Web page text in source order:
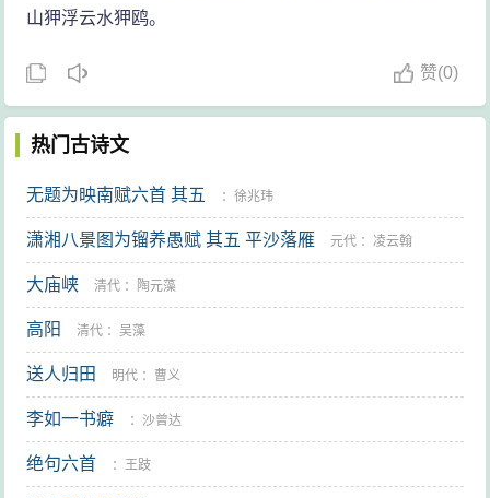
山狎浮云水狎鸥。
赞(0)
热门古诗文
无题为映南赋六首 其五 ：徐兆玮
潇湘八景图为镏养愚赋 其五 平沙落雁 元代 ：凌云翰
大庙峡 清代 ： 陶元藻
高阳 清代 ：吴藻
送人归田 明代 ： 曹义
李如一书癖 ： 沙曾达
绝句六首 ：王跂